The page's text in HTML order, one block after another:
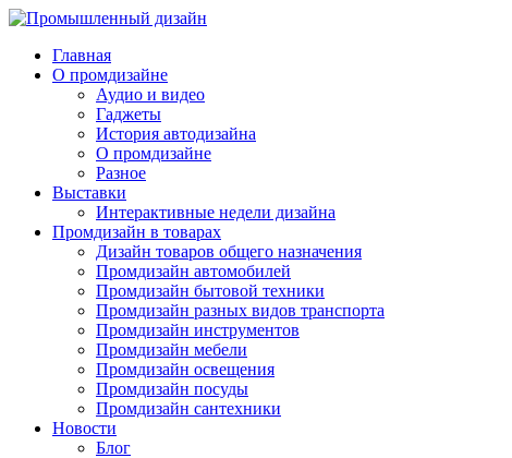
Главная
О промдизайне
Аудио и видео
Гаджеты
История автодизайна
О промдизайне
Разное
Выставки
Интерактивные недели дизайна
Промдизайн в товарах
Дизайн товаров общего назначения
Промдизайн автомобилей
Промдизайн бытовой техники
Промдизайн разных видов транспорта
Промдизайн инструментов
Промдизайн мебели
Промдизайн освещения
Промдизайн посуды
Промдизайн сантехники
Новости
Блог